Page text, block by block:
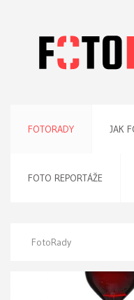
FOTORADY JAK
FOTO REPORTÁŽE
FotoRady